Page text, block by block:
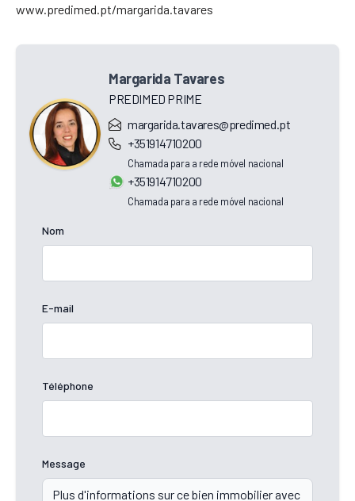
www.predimed.pt/margarida.tavares
Margarida Tavares
PREDIMED PRIME
margarida.tavares@predimed.pt
+351914710200
Chamada para a rede móvel nacional
+351914710200
Chamada para a rede móvel nacional
Nom
E-mail
Téléphone
Message